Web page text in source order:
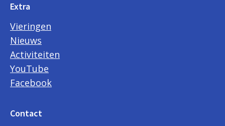
Extra
Vieringen
Nieuws
Activiteiten
YouTube
Facebook
Contact